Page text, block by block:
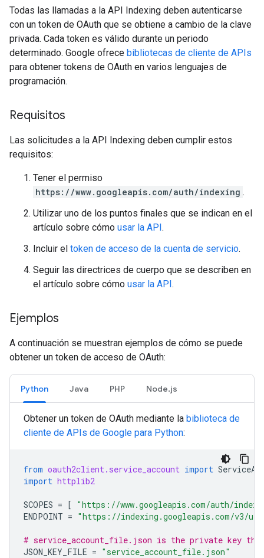
Todas las llamadas a la API Indexing deben autenticarse
con un token de OAuth que se obtiene a cambio de la clave
privada. Cada token es válido durante un periodo
determinado. Google ofrece bibliotecas de cliente de APIs
para obtener tokens de OAuth en varios lenguajes de
programación.
Requisitos
Las solicitudes a la API Indexing deben cumplir estos
requisitos:
Tener el permiso
https://www.googleapis.com/auth/indexing .
Utilizar uno de los puntos finales que se indican en el
artículo sobre cómo usar la API.
Incluir el token de acceso de la cuenta de servicio.
Seguir las directrices de cuerpo que se describen en
el artículo sobre cómo usar la API.
Ejemplos
A continuación se muestran ejemplos de cómo se puede
obtener un token de acceso de OAuth:
Python Java PHP Node.js
Obtener un token de OAuth mediante la biblioteca de
cliente de APIs de Google para Python:
from oauth2client.service_account import
import httplib2
SCOPES = [
"https://www.googleapis.com/auth/
ENDPOINT = "https://indexing.googleapis.com/v3/
# service_account_file.json is the private key
JSON_KEY_FILE = "service_account_file.json"